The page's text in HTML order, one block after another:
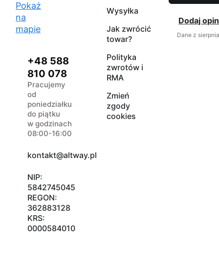
Pokaż
na
mapie
+48 588
810 078
Pracujemy
od
poniedziałku
do piątku
w godzinach
08:00-16:00
kontakt@altway.pl
NIP:
5842745045
REGON:
362883128
KRS:
0000584010
Wysyłka
Jak zwrócić
towar?
Polityka
zwrotów i
RMA
Zmień
zgody
cookies
Dodaj
Dane z